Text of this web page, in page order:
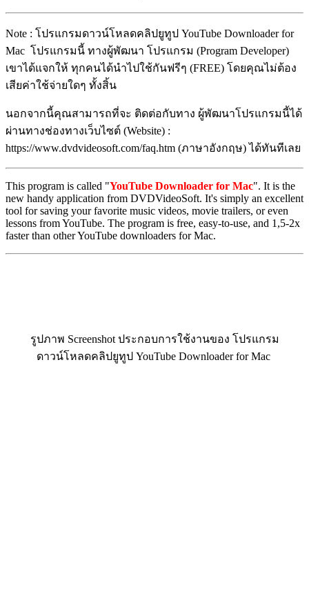
Note : โปรแกรมดาวน์โหลดคลิปยูทูป YouTube Downloader for
Mac โปรแกรมนี้ ทางผู้พัฒนา โปรแกรม (Program Developer)
เขาได้แจกให้ ทุกคนได้นำไปใช้กันฟรีๆ (FREE) โดยคุณไม่ต้อง
เสียค่าใช้จ่ายใดๆ ทั้งสิ้น
นอกจากนี้คุณสามารถที่จะ ติดต่อกับทาง ผู้พัฒนาโปรแกรมนี้ได้
ผ่านทางช่องทางเว็บไซต์ (Website) :
https://www.dvdvideosoft.com/faq.htm (ภาษาอังกฤษ) ได้ทันทีเลย
This program is called "YouTube Downloader for Mac". It is the
new handy application from DVDVideoSoft. It's simply an excellent
tool for saving your favorite music videos, movie trailers, or even
lessons from YouTube. The program is free, easy-to-use, and 1,5-2x
faster than other YouTube downloaders for Mac.
รูปภาพ Screenshot ประกอบการใช้งานของ โปรแกรม
ดาวน์โหลดคลิปยูทูป YouTube Downloader for Mac